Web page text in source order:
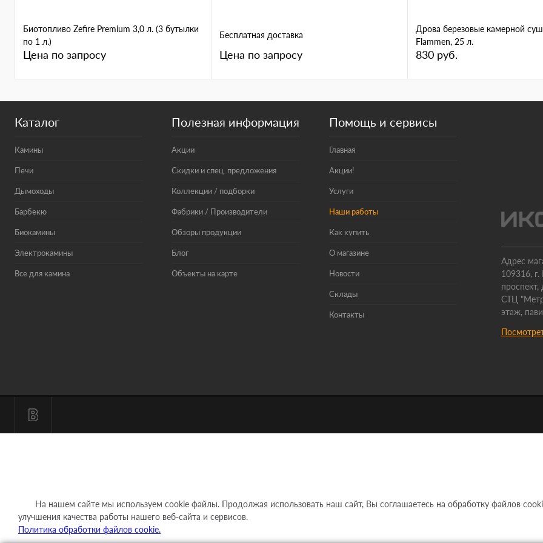
Биотопливо Zefire Premium 3,0 л. (3 бутылки
по 1 л.)
Цена по запросу
Бесплатная доставка
Цена по запросу
Дрова березовые камерной
Flammen, 25 л.
830 руб.
Каталог
Камины
Печи
Дымоходы
Барбекю
Биокамины
Электрокамины
Все для камина
Полезная информация
Акции
Скидки и спец. предложения
Коллекции / подборки
Фабрики / Производители
Обзоры продукции
Блог
Объекты на карте
Помощь и сервисы
Главная
Акции!
Услуги
Наши работы
Как купить
О магазине
Новости
Склады
Контакты
Адрес
109316,
проспект,
СТЦ
этаж,
На нашем сайте мы используем cookie файлы. Продолжая использовать наш сайт, Вы соглашаетесь на обработку файлов
улучшения качества работы нашего веб-сайта и сервисов.
Политика обработки файлов cookie.